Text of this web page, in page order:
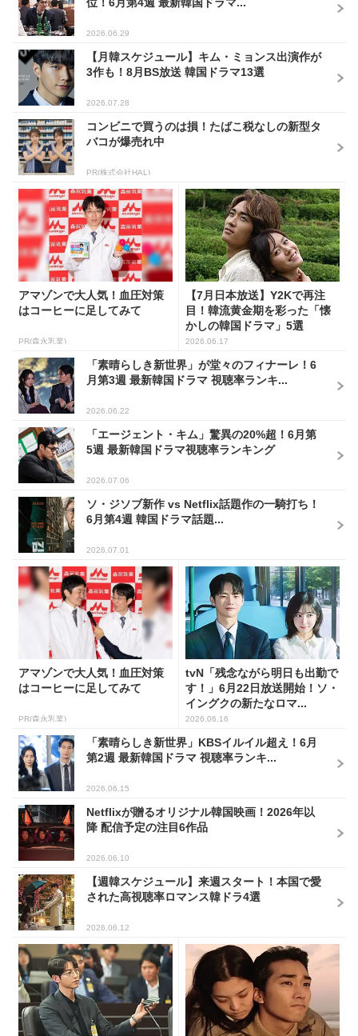
位！6月第4週 最新韓国ドラマ...
2026.06.29
【月韓スケジュール】キム・ミョンス出演作が
3作も！8月BS放送 韓国ドラマ13選
2026.07.28
コンビニで買うのは損！たばこ税なしの新型タ
バコが爆売れ中
PR(株式会社HAL)
アマゾンで大人気！血圧対策
はコーヒーに足してみて
PR(森永乳業)
【7月日本放送】Y2Kで再注
目！韓流黄金期を彩った「懐
かしの韓国ドラマ」5選
2026.06.17
「素晴らしき新世界」が堂々のフィナーレ！6
月第3週 最新韓国ドラマ 視聴率ランキ...
2026.06.22
「エージェント・キム」驚異の20%超！6月第
5週 最新韓国ドラマ視聴率ランキング
2026.07.06
ソ・ジソブ新作 vs Netflix話題作の一騎打ち！
6月第4週 韓国ドラマ話題...
2026.07.01
アマゾンで大人気！血圧対策
はコーヒーに足してみて
PR(森永乳業)
tvN「残念ながら明日も出勤で
す！」6月22日放送開始！ソ・
イングクの新たなロマ...
2026.06.16
「素晴らしき新世界」KBSイルイル超え！6月
第2週 最新韓国ドラマ 視聴率ランキ...
2026.06.15
Netflixが贈るオリジナル韓国映画！2026年以
降 配信予定の注目6作品
2026.06.10
【週韓スケジュール】来週スタート！本国で愛
された高視聴率ロマンス韓ドラ4選
2026.06.12